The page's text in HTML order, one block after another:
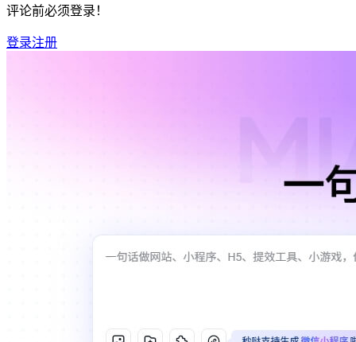
评论前必须登录！
登录注册